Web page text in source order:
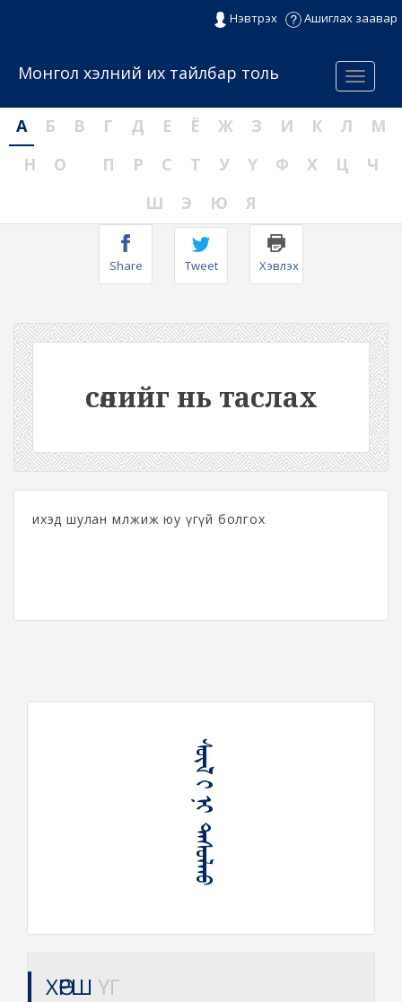
Нэвтрэх Ашиглах заавар
Menu
Монгол хэлний их тайлбар толь
А Б В Г Д Е Ё Ж З И К Л
М
Н
О П Р С Т У Ү Ф Х Ц
Ч
Ш
Э Ю Я
Share Tweet Хэвлэх
сөлийг нь таслах
ихэд шулан мөлжиж юу үгүй болгох
ᠰᠥᠯ ᠢ ᠨᠢ ᠲᠠᠰᠤᠯᠬᠤ
ХӨРШ ҮГ